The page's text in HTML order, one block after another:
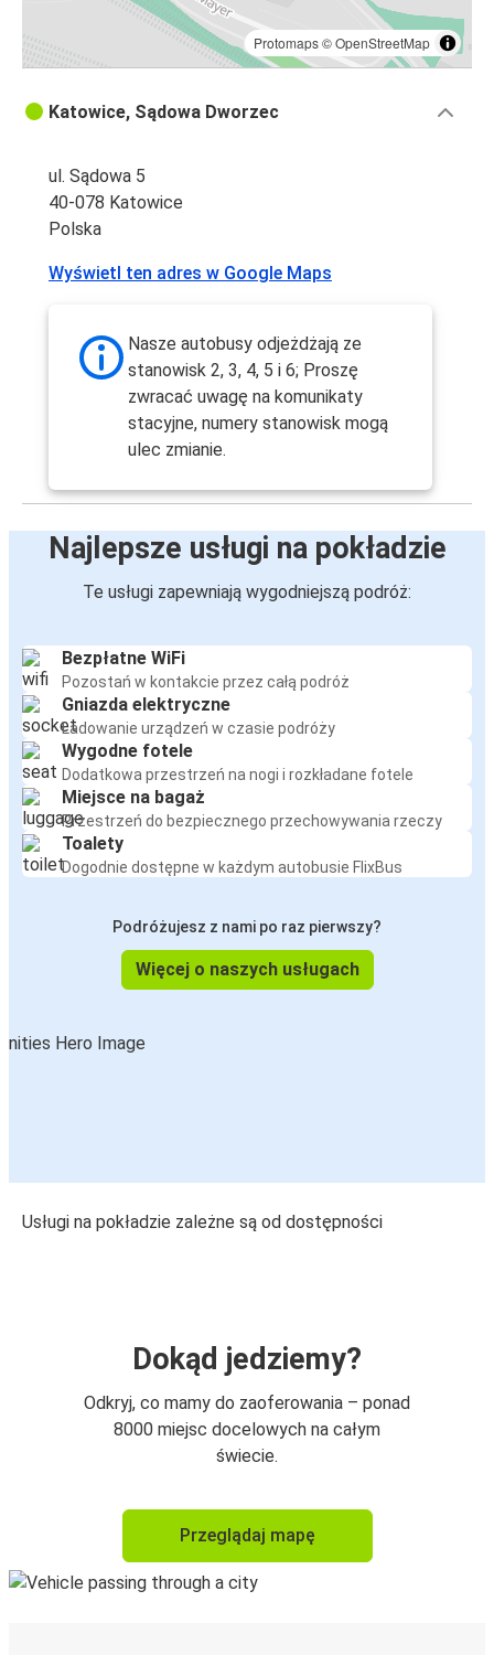
Protomaps©OpenStreetMap
Katowice, Sądowa Dworzec
ul. Sądowa 5
40-078 Katowice
Polska
Wyświetl ten adres w Google Maps
Nasze autobusy odjeżdżają ze
stanowisk 2, 3, 4, 5 i 6; Proszę
zwracać uwagę na komunikaty
stacyjne, numery stanowisk mogą
ulec zmianie.
Najlepsze usługi na pokładzie
Te usługi zapewniają wygodniejszą podróż:
Bezpłatne WiFi
Pozostań w kontakcie przez całą podróż
Gniazda elektryczne
Ładowanie urządzeń w czasie podróży
Wygodne fotele
Dodatkowa przestrzeń na nogi i rozkładane fotele
Miejsce na bagaż
Przestrzeń do bezpiecznego przechowywania rzeczy
Toalety
Dogodnie dostępne w każdym autobusie FlixBus
Podróżujesz z nami po raz pierwszy?
Więcej o naszych usługach
Usługi na pokładzie zależne są od dostępności
Dokąd jedziemy?
Odkryj, co mamy do zaoferowania – ponad
8000 miejsc docelowych na całym
świecie.
Przeglądaj mapę